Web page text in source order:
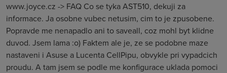
www.joyce.cz -> FAQ Co se tyka AST510, dekuji za
informace. Ja osobne vubec netusim, cim to je zpusobene.
Popravde me nenapadlo ani to saveall, coz mohl byt klidne
duvod. Jsem lama :o) Faktem ale je, ze se podobne maze
nastaveni i Asuse a Lucenta CellPipu, obvykle pri vypadcich
proudu. A tam jsem se podle me konfigurace uklada pomoci